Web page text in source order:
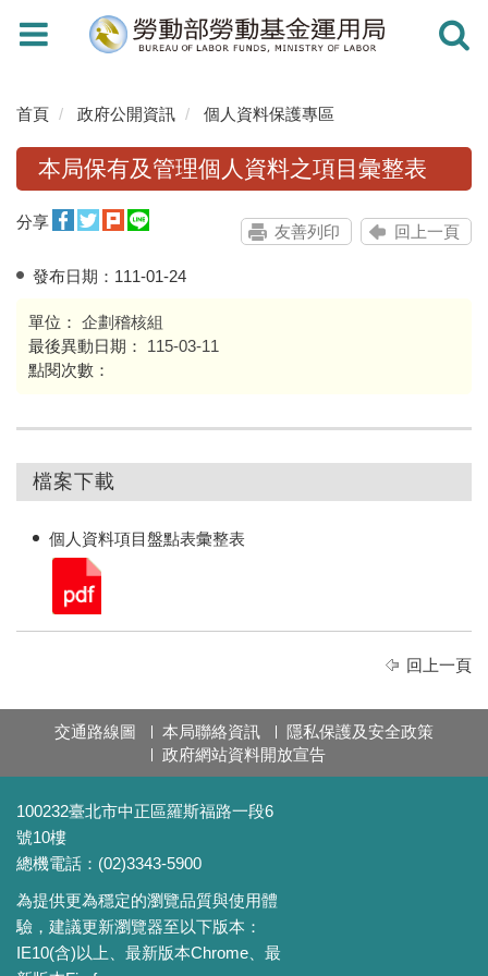
Toggle
navigation
Toggle
首頁 政府公開資訊 個人資料保護專區
本局保有及管理個人資料之項目彙整表
分享
友善列印 回上一頁
發布日期： 111-01-24
單位： 企劃稽核組
最後異動日期：
115-03-11
點閱次數：
檔案下載
個人資料項目盤點表彙整表
回上一頁
交通路線圖 本局聯絡資訊
隱私保護及安全政策
政府網站資料開放宣告
100232臺北市中正區羅斯福路一段6
號10樓
總機電話：(02)3343-5900
為提供更為穩定的瀏覽品質與使用體
驗，建議更新瀏覽器至以下版本：
IE10(含)以上、最新版本Chrome、最